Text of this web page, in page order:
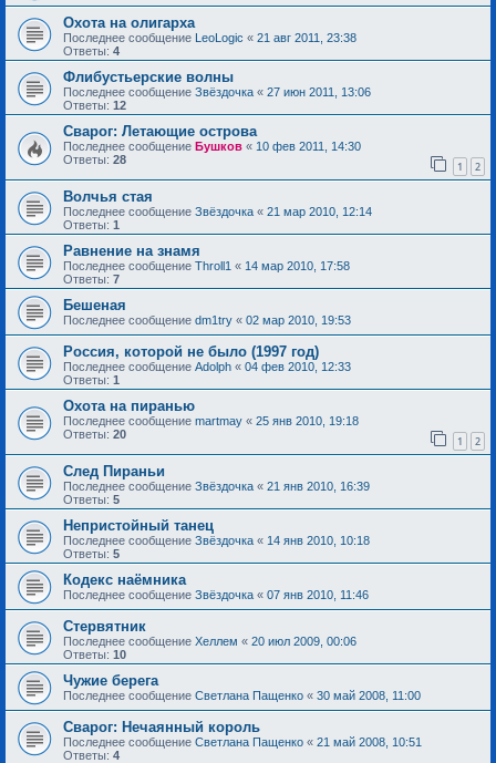
Охота на олигарха
Последнее сообщение LeoLogic « 21 авг 2011, 23:38
Ответы: 4
Флибустьерские волны
Последнее сообщение Звёздочка « 27 июн 2011, 13:06
Ответы: 12
Сварог: Летающие острова
Последнее сообщение Бушков « 10 фев 2011, 14:30
Ответы: 28 1 2
Волчья стая
Последнее сообщение Звёздочка « 21 мар 2010, 12:14
Ответы: 1
Равнение на знамя
Последнее сообщение Throll1 « 14 мар 2010, 17:58
Ответы: 7
Бешеная
Последнее сообщение dm1try « 02 мар 2010, 19:53
Россия, которой не было (1997 год)
Последнее сообщение Adolph « 04 фев 2010, 12:33
Ответы: 1
Охота на пиранью
Последнее сообщение martmay « 25 янв 2010, 19:18
Ответы: 20 1 2
След Пираньи
Последнее сообщение Звёздочка « 21 янв 2010, 16:39
Ответы: 5
Непристойный танец
Последнее сообщение Звёздочка « 14 янв 2010, 10:18
Ответы: 5
Кодекс наёмника
Последнее сообщение Звёздочка « 07 янв 2010, 11:46
Стервятник
Последнее сообщение Хеллем « 20 июл 2009, 00:06
Ответы: 10
Чужие берега
Последнее сообщение Светлана Пащенко « 30 май 2008, 11:00
Сварог: Нечаянный король
Последнее сообщение Светлана Пащенко « 21 май 2008, 10:51
Ответы: 4